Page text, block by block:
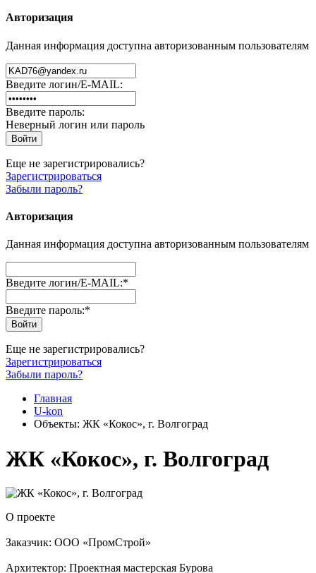
Авторизация
Данная информация доступна авторизованным пользователям
Введите логин/E-MAIL:
Введите пароль:
Неверный логин или пароль
Еще не зарегистрировались?
Зарегистрироваться
Забыли пароль?
Авторизация
Данная информация доступна авторизованным пользователям
Введите логин/E-MAIL:*
Введите пароль:*
Еще не зарегистрировались?
Зарегистрироваться
Забыли пароль?
Главная
U-kon
Объекты: ЖК «Кокос», г. Волгоград
ЖК «Кокос», г. Волгоград
О проекте
Заказчик: ООО «ПромСтрой»
Архитектор: Проектная мастерская Бурова